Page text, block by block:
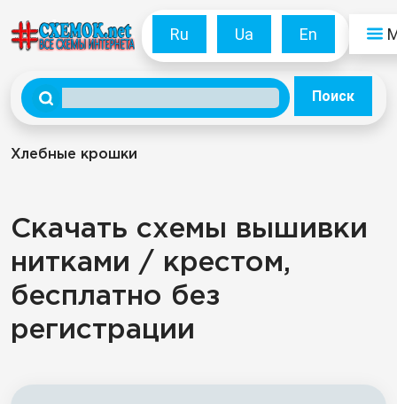
Ru Ua En
Поиск
Хлебные крошки
Скачать схемы вышивки
нитками / крестом,
бесплатно без
регистрации